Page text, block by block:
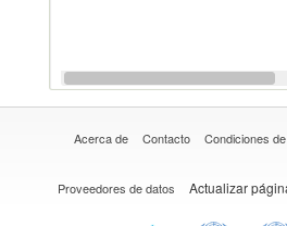
Acerca de Contacto Condiciones
Proveedores de datos Actualizar